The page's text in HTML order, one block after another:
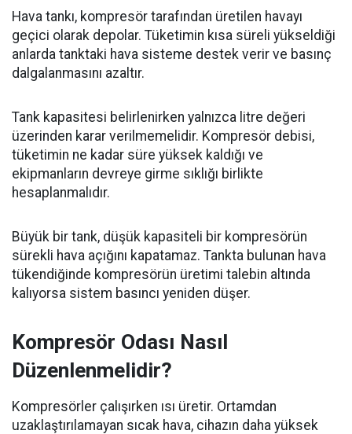
Hava tankı, kompresör tarafından üretilen havayı
geçici olarak depolar. Tüketimin kısa süreli yükseldiği
anlarda tanktaki hava sisteme destek verir ve basınç
dalgalanmasını azaltır.
Tank kapasitesi belirlenirken yalnızca litre değeri
üzerinden karar verilmemelidir. Kompresör debisi,
tüketimin ne kadar süre yüksek kaldığı ve
ekipmanların devreye girme sıklığı birlikte
hesaplanmalıdır.
Büyük bir tank, düşük kapasiteli bir kompresörün
sürekli hava açığını kapatamaz. Tankta bulunan hava
tükendiğinde kompresörün üretimi talebin altında
kalıyorsa sistem basıncı yeniden düşer.
Kompresör Odası Nasıl
Düzenlenmelidir?
Kompresörler çalışırken ısı üretir. Ortamdan
uzaklaştırılamayan sıcak hava, cihazın daha yüksek